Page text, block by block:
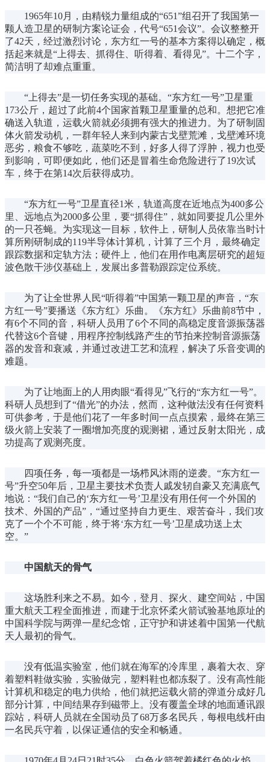
1965年10月，由精锐力量组成的“651”组召开了我国第一
颗人造卫星的研制方案论证会，代号“651会议”。会议整整开
了42天，经过激烈讨论，东方红一号的基本方案得以确定，概
括起来就是“上得去、抓得住、听得着、看得见”。十二个字，
简洁明了却难点重重。
“上得去”是一切任务实现的基础。“东方红一号”卫星重
173公斤，超过了此前4个国家首颗卫星重量的总和。想把它准
确送入轨道，运载火箭就必须拥有强大的推进力。为了研制固
体火箭发动机，一群年轻人来到内蒙古戈壁荒滩，戈壁滩环境
恶劣，粮食不够吃，蔬菜吃不到，好多人得了浮肿，视力也受
到影响，可即便如此，他们还是冒着生命危险进行了19次试
车，终于在第14次后获得成功。
“东方红一号”卫星直径1米，轨道高度在近地点为400多公
里、远地点为2000多公里，要“抓得住”，就如同要捉几公里外
的一只苍蝇。为实现这一目标，软件上，研制人员依靠当时计
算所刚研制成的119半导体计算机，计算了三个月，最终确定
跟踪数据和定轨方法；硬件上，他们在用作电离层研究的超短
波色散干涉仪基础上，发展出多普勒跟踪定位系统。
为了让全世界人民“听得着”中国第一颗卫星的声音，“东
方红一号”要播送《东方红》乐曲。《东方红》乐曲前8节中，
有6个不同的音，科研人员用了6个不同的高稳定度音源振荡器
代替这6个音键，用程序控制线路产生的节拍来控制音源振荡
器的发音和衰减，并通过改进工艺和流程，解决了乐音变调的
难题。
为了让地面上的人用肉眼“看得见”飞行的“东方红一号”。
科研人员想到了“借光”的办法，然而，这种做法没有任何资料
可供参考，于是他们花了一年多时间一点点摸索，最终在第三
级火箭上安装了一圈增加亮度的观测裙，通过反射太阳光，成
功提高了观测亮度。
四项任务，每一项都是一场栉风沐雨的逆袭。“东方红一
号”升空50年后，卫星主要技术负责人戚发轫自豪又充满底气
地说：“我们自己的‘东方红一号’卫星没有用任何一个外国的
技术、外国的产品”，“通过坚持自力更生、艰苦奋斗，我们攻
克了一个个不可能，终于将‘东方红一号’卫星成功送上太
空。”
中国航天的骨气
这场胜利来之不易。如今，登月、探火、建空间站，中国
重大航天工程全面推进，而建于北京怀柔火箭试验基地原址的
中国科学院与两弹一星纪念馆，正守护和讲述着中国第一代航
天人最初的骨气。
没有低温实验室，他们就在海军的冷库里，裹着大衣、穿
着塑料鞋做实验，实验做完，塑料鞋也都冻裂了。没有高性能
计算机和稳定的电力供给，他们就把运载火箭的弹道分成好几
部分计算，中间结果存到磁带上。没有覆盖全球的地面通讯跟
踪站，科研人员就在全国动员了68万多名民兵，每根电线杆由
一名民兵守着，以保证通信的安全和畅通。